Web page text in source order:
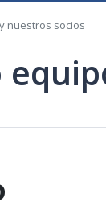
nuestros socios